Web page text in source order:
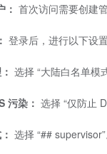
： 首次访问需要创建
登录后，进行以下设置
选择 “大陆白名单模式
污染： 选择 “仅防止
选择 “## supervisor”